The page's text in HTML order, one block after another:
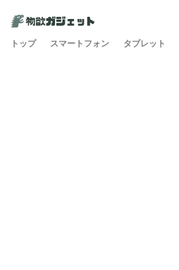
トップ スマートフォン タブレット
カテゴリー